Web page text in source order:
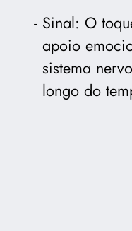
Sinal: O
apoio
sistema
longo do